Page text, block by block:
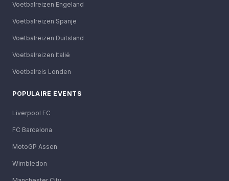
Voetbalreizen Engeland
Voetbalreizen Spanje
Voetbalreizen Duitsland
Voetbalreizen Italië
Voetbalreis Londen
POPULAIRE EVENTS
Liverpool FC
FC Barcelona
MotoGP Assen
Wimbledon